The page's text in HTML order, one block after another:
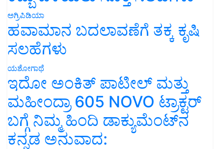
ಅಗ್ರಿಪಿಡಿಯಾ
ಹವಾಮಾನ ಬದಲಾವಣೆಗೆ ತಕ್ಕ ಕೃಷಿ
ಸಲಹೆಗಳು
ಯಶೋಗಾಥೆ
ಇದೋ ಅಂಕಿತ್ ಪಾಟೀಲ್ ಮತ್ತು
ಮಹೀಂದ್ರಾ 605 NOVO ಟ್ರಾಕ್ಟರ್
ಬಗ್ಗೆ ನಿಮ್ಮ ಹಿಂದಿ ಡಾಕ್ಯುಮೆಂಟ್‌ನ
ಕನ್ನಡ ಅನುವಾದ: